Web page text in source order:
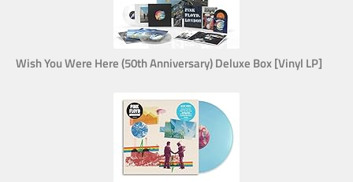
Wish You Were Here (50th Anniversary) Deluxe Box [Vinyl LP]